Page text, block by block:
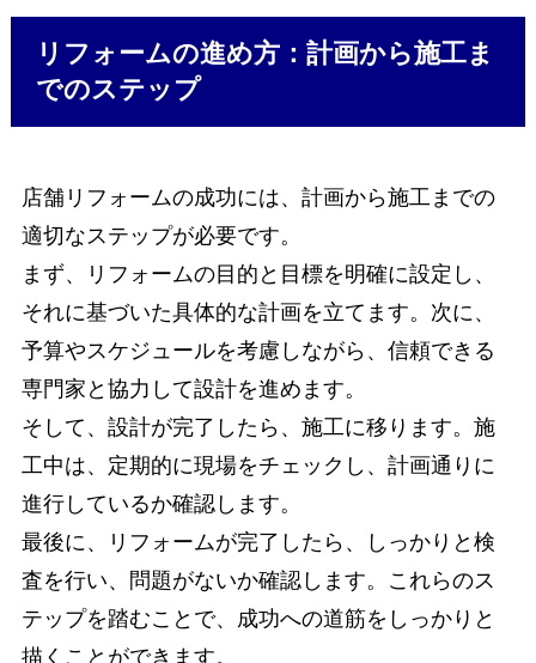
リフォームの進め方：計画から施工ま
でのステップ
店舗リフォームの成功には、計画から施工までの
適切なステップが必要です。
まず、リフォームの目的と目標を明確に設定し、
それに基づいた具体的な計画を立てます。次に、
予算やスケジュールを考慮しながら、信頼できる
専門家と協力して設計を進めます。
そして、設計が完了したら、施工に移ります。施
工中は、定期的に現場をチェックし、計画通りに
進行しているか確認します。
最後に、リフォームが完了したら、しっかりと検
査を行い、問題がないか確認します。これらのス
テップを踏むことで、成功への道筋をしっかりと
描くことができます。